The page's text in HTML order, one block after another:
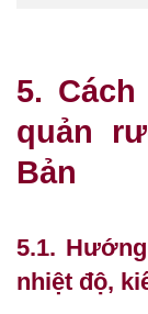
5.
quản
Bản
5.1.
nhiệt độ,